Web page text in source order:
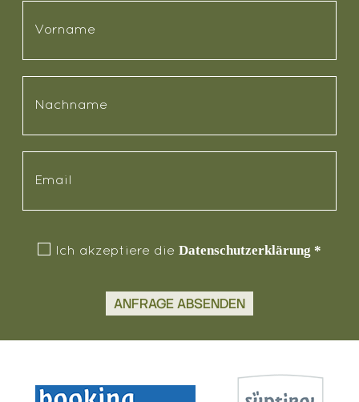
Ich akzeptiere die Datenschutzerklärung *
ANFRAGE ABSENDEN